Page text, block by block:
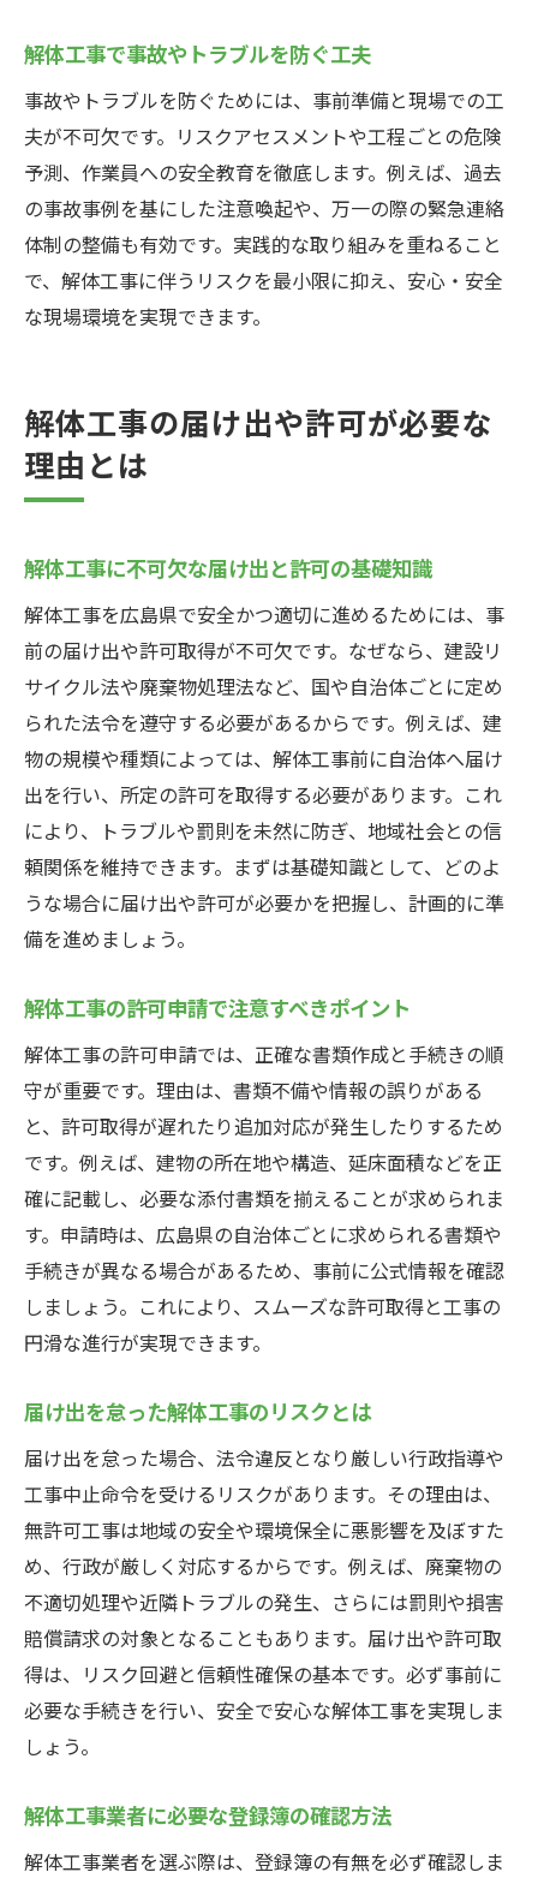
解体工事で事故やトラブルを防ぐ工夫
事故やトラブルを防ぐためには、事前準備と現場での工
夫が不可欠です。リスクアセスメントや工程ごとの危険
予測、作業員への安全教育を徹底します。例えば、過去
の事故事例を基にした注意喚起や、万一の際の緊急連絡
体制の整備も有効です。実践的な取り組みを重ねること
で、解体工事に伴うリスクを最小限に抑え、安心・安全
な現場環境を実現できます。
解体工事の届け出や許可が必要な
理由とは
解体工事に不可欠な届け出と許可の基礎知識
解体工事を広島県で安全かつ適切に進めるためには、事
前の届け出や許可取得が不可欠です。なぜなら、建設リ
サイクル法や廃棄物処理法など、国や自治体ごとに定め
られた法令を遵守する必要があるからです。例えば、建
物の規模や種類によっては、解体工事前に自治体へ届け
出を行い、所定の許可を取得する必要があります。これ
により、トラブルや罰則を未然に防ぎ、地域社会との信
頼関係を維持できます。まずは基礎知識として、どのよ
うな場合に届け出や許可が必要かを把握し、計画的に準
備を進めましょう。
解体工事の許可申請で注意すべきポイント
解体工事の許可申請では、正確な書類作成と手続きの順
守が重要です。理由は、書類不備や情報の誤りがある
と、許可取得が遅れたり追加対応が発生したりするため
です。例えば、建物の所在地や構造、延床面積などを正
確に記載し、必要な添付書類を揃えることが求められま
す。申請時は、広島県の自治体ごとに求められる書類や
手続きが異なる場合があるため、事前に公式情報を確認
しましょう。これにより、スムーズな許可取得と工事の
円滑な進行が実現できます。
届け出を怠った解体工事のリスクとは
届け出を怠った場合、法令違反となり厳しい行政指導や
工事中止命令を受けるリスクがあります。その理由は、
無許可工事は地域の安全や環境保全に悪影響を及ぼすた
め、行政が厳しく対応するからです。例えば、廃棄物の
不適切処理や近隣トラブルの発生、さらには罰則や損害
賠償請求の対象となることもあります。届け出や許可取
得は、リスク回避と信頼性確保の基本です。必ず事前に
必要な手続きを行い、安全で安心な解体工事を実現しま
しょう。
解体工事業者に必要な登録簿の確認方法
解体工事業者を選ぶ際は、登録簿の有無を必ず確認しま